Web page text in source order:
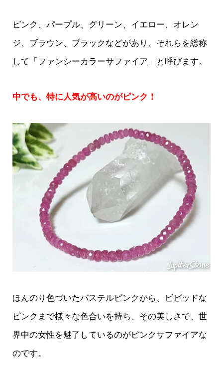
ピンク、パープル、グリーン、イエロー、オレン
ジ、ブラウン、ブラックなどがあり、それらを総称
して「ファンシーカラーサファイア」と呼びます。
中でも、特に人気が高いのがピンク！
ほんのり色づいたパステルピンクから、ビビッドな
ピンクまで様々な色合いを持ち、その美しさで、世
界中の女性を魅了しているのがピンクサファイアな
のです。